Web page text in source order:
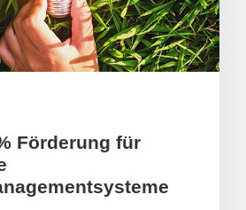
Förderung für